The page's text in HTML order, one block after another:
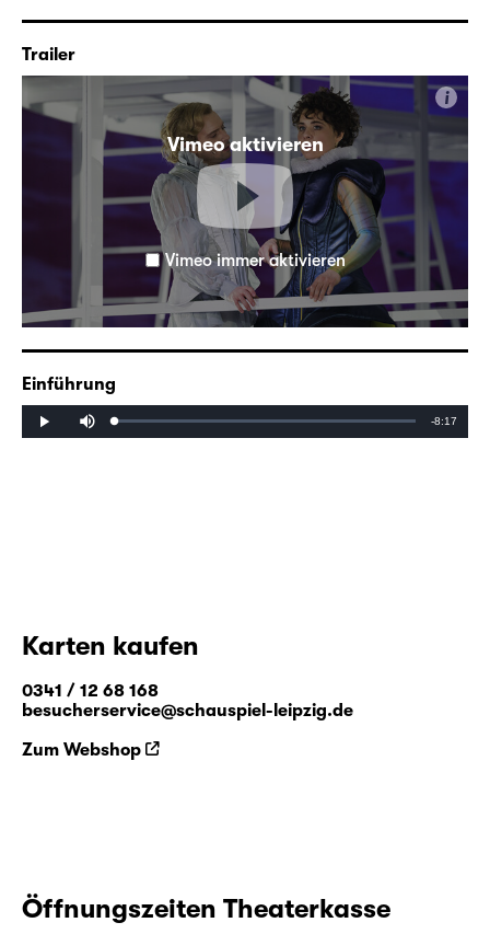
Trailer
Vimeo aktivieren
i
Vimeo immer aktivieren
Einführung
Play Loaded:
Progress:
Remaining
-8:17
Karten kaufen
0341 / 12 68 168
besucherservice@schauspiel-leipzig.de
Zum Webshop
Öffnungszeiten Theaterkasse